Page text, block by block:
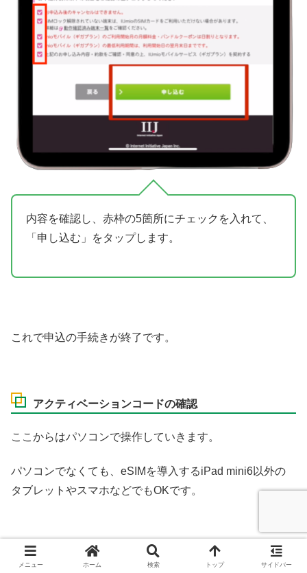
内容を確認し、赤枠の5箇所にチェックを入れて、
「申し込む」をタップします。
これで申込の手続きが終了です。
アクティベーションコードの確認
ここからはパソコンで操作していきます。
パソコンでなくても、eSIM を導入するiPad mini6以外の
タブレットやスマホなどでもOKです。
メニュー ホーム 検索 トップ サイドバー